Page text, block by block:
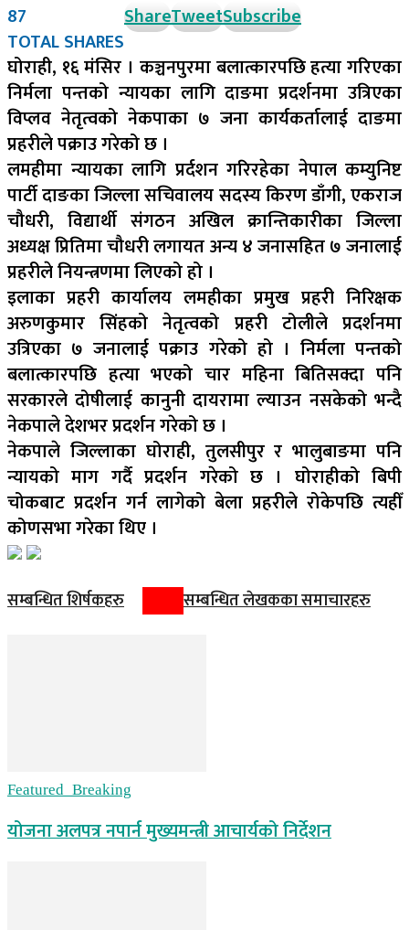
87
TOTAL SHARES
ShareTweetSubscribe
घोराही, १६ मंसिर । कञ्चनपुरमा बलात्कारपछि हत्या गरिएका
निर्मला पन्तको न्यायका लागि दाङमा प्रदर्शनमा उत्रिएका
विप्लव नेतृत्वको नेकपाका ७ जना कार्यकर्तालाई दाङमा
प्रहरीले पक्राउ गरेको छ ।
लमहीमा न्यायका लागि प्रर्दशन गरिरहेका नेपाल कम्युनिष्ट
पार्टी दाङका जिल्ला सचिवालय सदस्य किरण डाँगी, एकराज
चौधरी, विद्यार्थी संगठन अखिल क्रान्तिकारीका जिल्ला
अध्यक्ष प्रितिमा चौधरी लगायत अन्य ४ जनासहित ७ जनालाई
प्रहरीले नियन्त्रणमा लिएको हो ।
इलाका प्रहरी कार्यालय लमहीका प्रमुख प्रहरी निरिक्षक
अरुणकुमार सिंहको नेतृत्वको प्रहरी टोलीले प्रदर्शनमा
उत्रिएका ७ जनालाई पक्राउ गरेको हो । निर्मला पन्तको
बलात्कारपछि हत्या भएको चार महिना बितिसक्दा पनि
सरकारले दोषीलाई कानुनी दायरामा ल्याउन नसकेको भन्दै
नेकपाले देशभर प्रदर्शन गरेको छ ।
नेकपाले जिल्लाका घोराही, तुलसीपुर र भालुबाङमा पनि
न्यायको माग गर्दै प्रदर्शन गरेको छ । घोराहीको बिपी
चोकबाट प्रदर्शन गर्न लागेको बेला प्रहरीले रोकेपछि त्यहीँ
कोणसभा गरेका थिए ।
सम्बन्धित शिर्षकहरु सम्बन्धित लेखकका समाचारहरु
Featured_Breaking
योजना अलपत्र नपार्न मुख्यमन्त्री आचार्यको निर्देशन